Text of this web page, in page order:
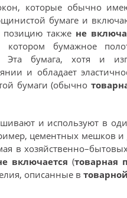
которые обычно
бумаге и
также не
бумажное
Эта бумага, хотя и
и обладает
бумаги (обычно
и используют в
цементных мешков и
в
включается (товарная
описанные в